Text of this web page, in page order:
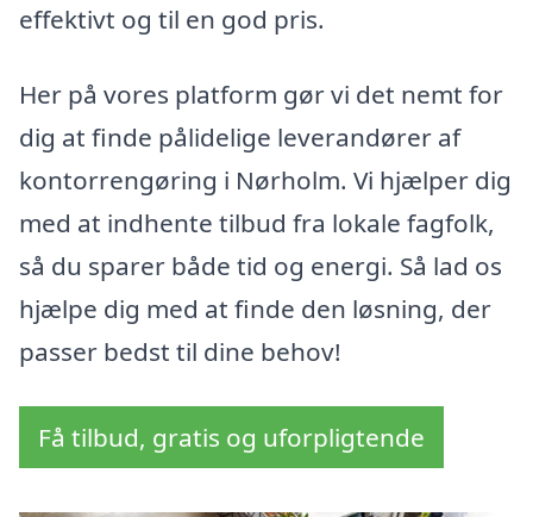
effektivt og til en god pris.
Her på vores platform gør vi det nemt for
dig at finde pålidelige leverandører af
kontorrengøring i Nørholm. Vi hjælper dig
med at indhente tilbud fra lokale fagfolk,
så du sparer både tid og energi. Så lad os
hjælpe dig med at finde den løsning, der
passer bedst til dine behov!
Få tilbud, gratis og uforpligtende